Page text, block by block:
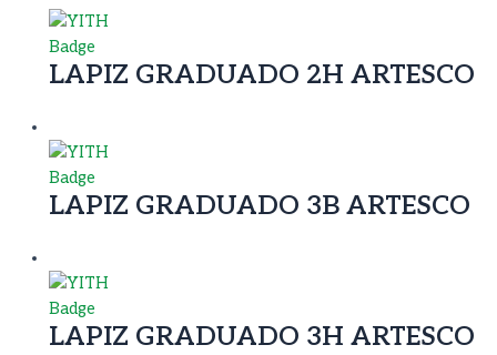
LAPIZ GRADUADO 2H ARTESCO
LAPIZ GRADUADO 3B ARTESCO
LAPIZ GRADUADO 3H ARTESCO